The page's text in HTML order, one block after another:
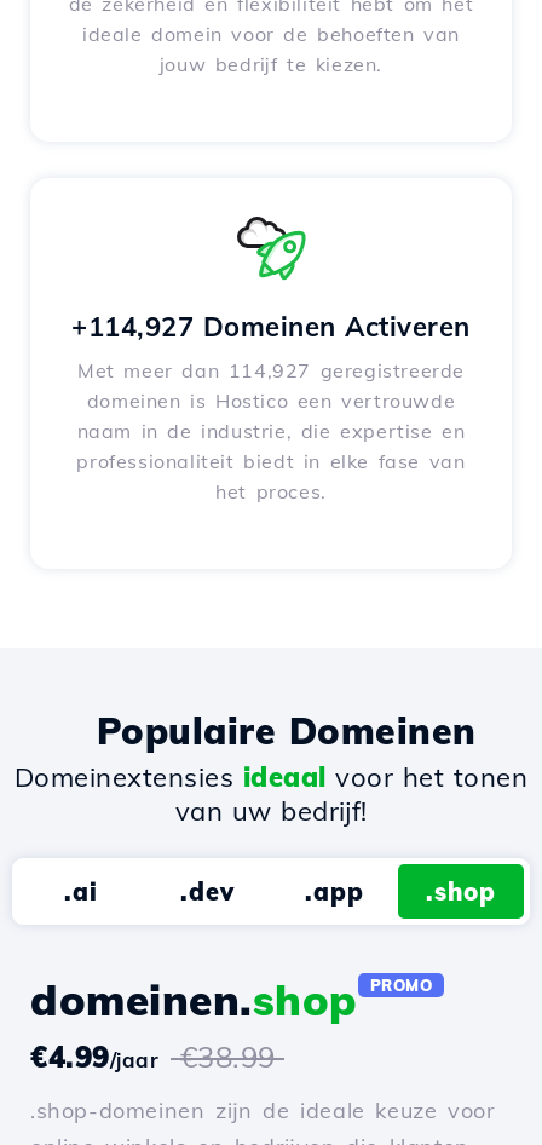
ideale domein voor de behoeften van
jouw bedrijf te kiezen.
+114,927 Domeinen Activeren
Met meer dan 114,927 geregistreerde
domeinen is Hostico een vertrouwde
naam in de industrie, die expertise en
professionaliteit biedt in elke fase van
het proces.
Populaire Domeinen
Domeinextensies ideaal voor het tonen
van uw bedrijf!
.ai .dev .app .shop
domeinen.shop PROMO
€4.99/jaar €38.99
.shop-domeinen zijn de ideale keuze voor